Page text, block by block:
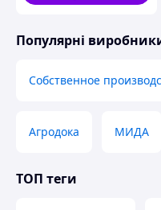
Популярні
Собственное
Агродока МИДА
ТОП теги